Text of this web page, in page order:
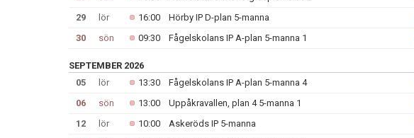
29
lör 16:00 Hörby IP D-plan 5-manna
30
sön 09:30 Fågelskolans IP A-plan 5-manna 1
SEPTEMBER 2026
05
lör 13:30 Fågelskolans IP A-plan 5-manna 4
06
sön 13:00 Uppåkravallen, plan 4 5-manna 1
12
lör 10:00 Askeröds IP 5-manna